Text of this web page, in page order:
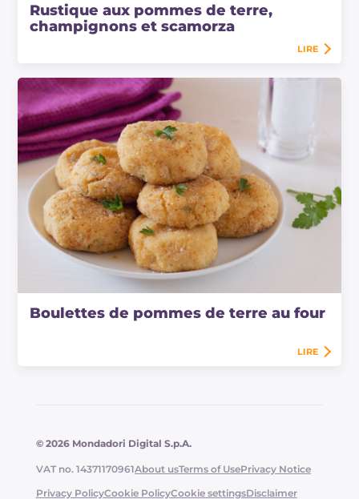
Rustique aux pommes de terre,
champignons et scamorza
LIRE
Boulettes de pommes de terre au four
LIRE
© 2026 Mondadori Digital S.p.A.
VAT no. 14371170961About usTerms of UsePrivacy Notice
Privacy PolicyCookie PolicyCookie settingsDisclaimer